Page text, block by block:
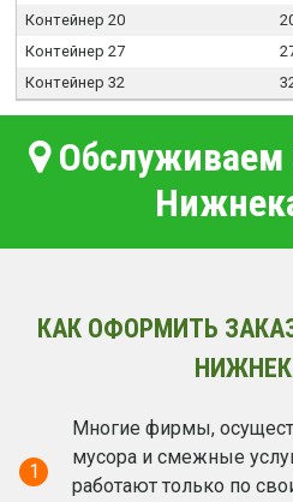
Контейнер 20
Контейнер 27
Контейнер 32
Обслуживаем
КАК ОФОРМИТЬ
1
Многие фирмы,
мусора и смежные
работают только по